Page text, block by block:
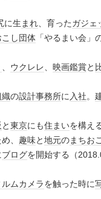
に生まれ、育ったガジェ
し団体 「やるまい会」
、 ウクレレ、 映画鑑賞と
織の設計事務所に入社。
と東京にも住まいを構え
、 趣味と地元のまちお
ブログを開始する（
ルムカメラを触った時に